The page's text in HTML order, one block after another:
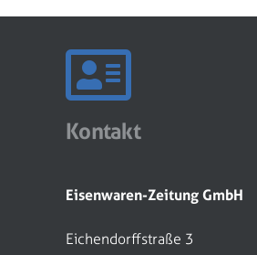
Kontakt
Eisenwaren-Zeitung GmbH
Eichendorffstraße 3